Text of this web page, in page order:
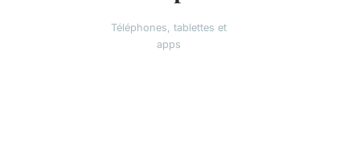
Téléphones, tablettes et
apps